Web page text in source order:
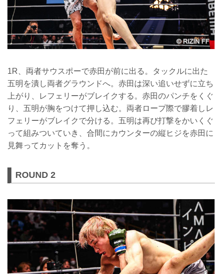
1R、両者サウスポーで赤田が前に出る。タックルに出た
五明を潰し両者グラウンドへ。赤田は深い追いせずに立ち
上がり、レフェリーがブレイクする。赤田のパンチをくぐ
り、五明が胸をつけて押し込む。両者ロープ際で膠着しレ
フェリーがブレイクで分ける。五明は再び打撃をかいくぐ
って組みついていき、合間にカウンターの縦ヒジを赤田に
見舞ってカットを奪う。
ROUND 2